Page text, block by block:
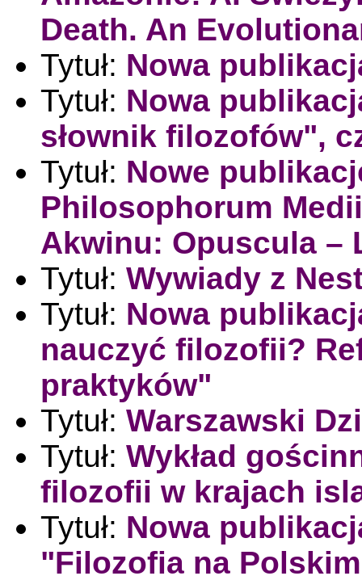
Death. An
Tytuł: Nowa
Tytuł: Nowa
słownik filozofów",
Tytuł: Nowe
Philosophorum
Akwinu: Opuscula –
Tytuł: Wywiady z
Tytuł: Nowa
nauczyć filozofii?
praktyków"
Tytuł: Warszawski
Tytuł: Wykład
filozofii w krajach
Tytuł: Nowa
"Filozofia na